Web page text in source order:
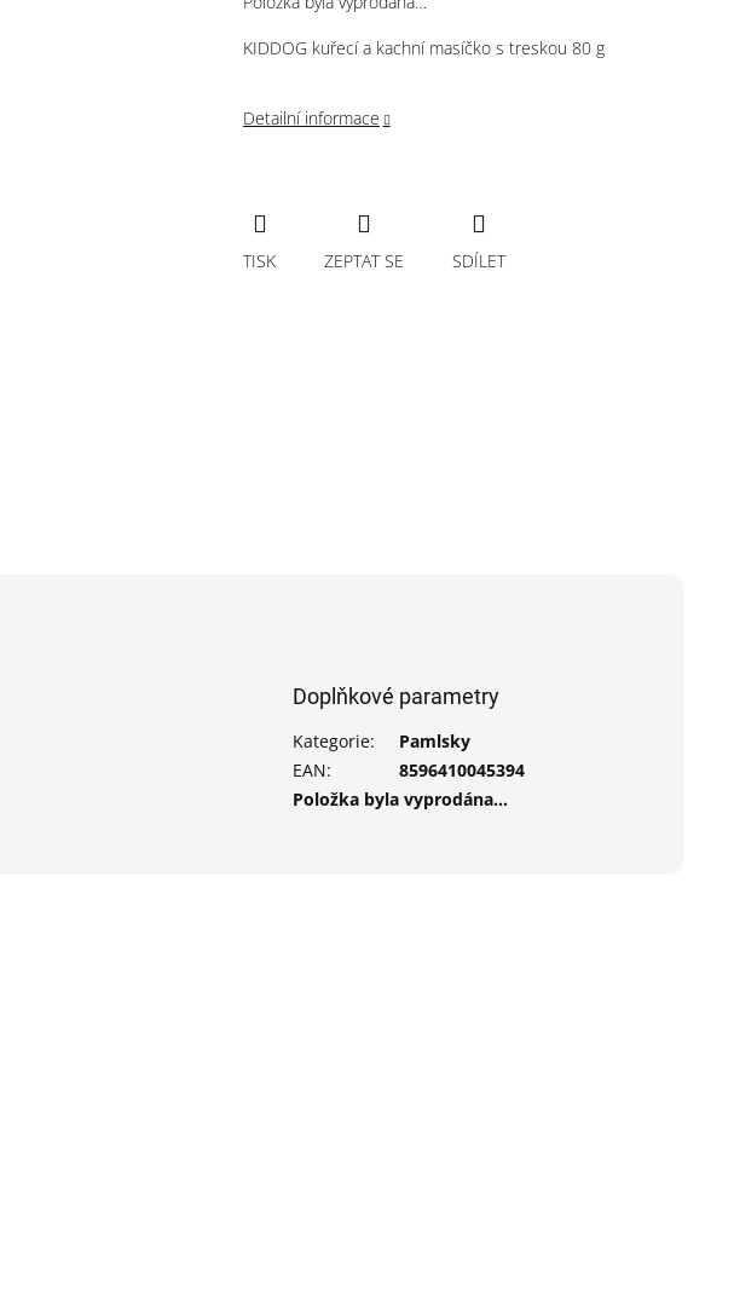
KIDDOG kuřecí a kachní masíčko s treskou 80 g
Detailní informace
TISK ZEPTAT SE SDÍLET
Doplňkové parametry
Kategorie:
Pamlsky
EAN:
8596410045394
Položka byla vyprodána…